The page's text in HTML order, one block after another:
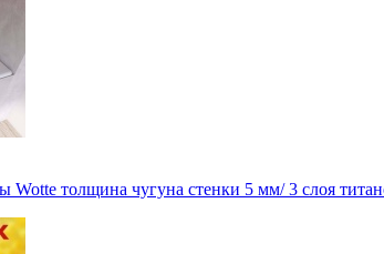
толщина чугуна стенки 5 мм/ 3 слоя